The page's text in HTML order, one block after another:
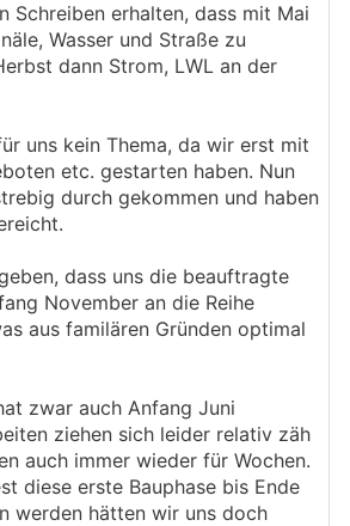
Schreiben erhalten, dass mit Mai
Wasser und Straße zu
dann Strom, LWL an der
uns kein Thema, da wir erst mit
etc. gestarten haben. Nun
durch gekommen und haben
dass uns die beauftragte
November an die Reihe
aus familären Gründen optimal
zwar auch Anfang Juni
ziehen sich leider relativ zäh
auch immer wieder für Wochen.
diese erste Bauphase bis Ende
werden hätten wir uns doch